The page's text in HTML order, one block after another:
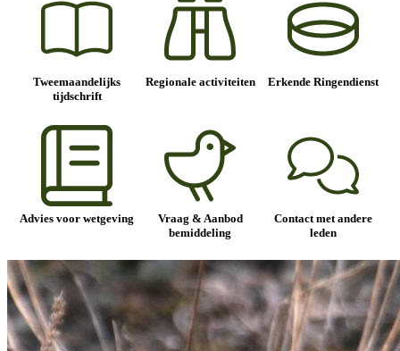
Tweemaandelijks
tijdschrift
Regionale activiteiten Erkende Ringendienst
Advies voor wetgeving
Vraag & Aanbod
bemiddeling
Contact met andere
leden